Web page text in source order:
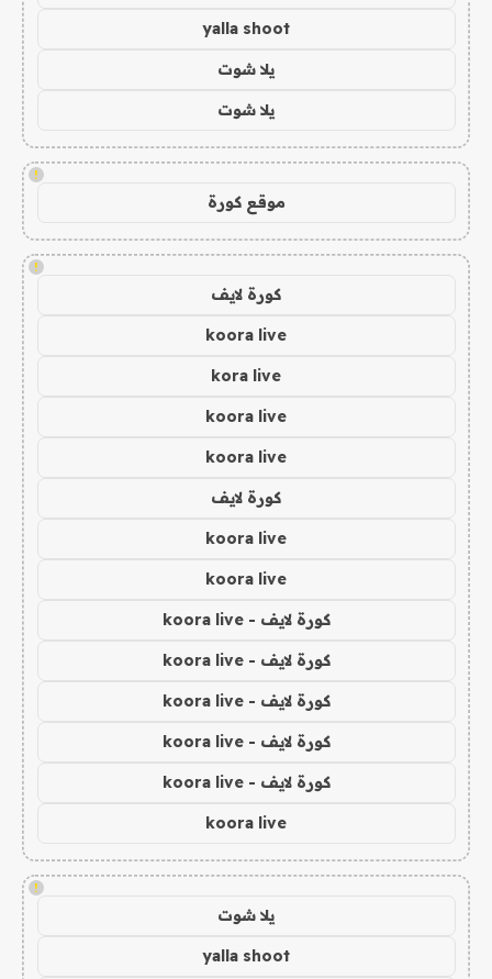
yalla shoot
يلا شوت
يلا شوت
!
موقع كورة
!
كورة لايف
koora live
kora live
koora live
koora live
كورة لايف
koora live
koora live
كورة لايف - koora live
كورة لايف - koora live
كورة لايف - koora live
كورة لايف - koora live
كورة لايف - koora live
koora live
!
يلا شوت
yalla shoot